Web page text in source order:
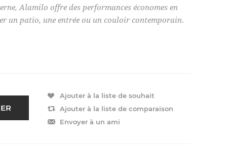
Alamilo offre des performances économes en
un patio, une entrée ou un couloir contemporain.